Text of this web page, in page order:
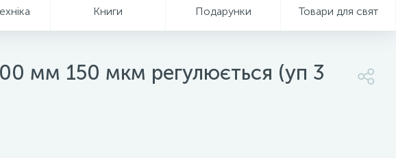
Книги Подарунки Товари для свят
мм 150 мкм регулюється (уп 3